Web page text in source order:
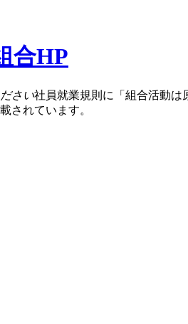
合HP
さい社員就業規則に「組合活動は
されています。